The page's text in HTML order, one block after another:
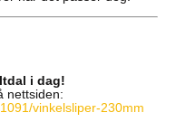
i dag!
nettsiden:
vinkelsliper-230mm